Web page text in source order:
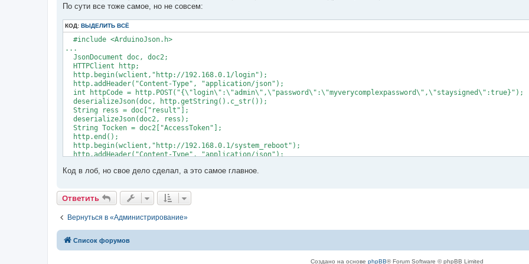
е
и
е
По сути все тоже самое, но не совсем:
КОД: ВЫДЕЛИТЬ ВСЁ
  #include <ArduinoJson.h>
...
  JsonDocument doc, doc2;
  HTTPClient http;
  http.begin(wclient,"http://192.168.0.1/login");
  http.addHeader("Content-Type", "application/json");
  int httpCode = http.POST("{\"login\":\"admin\",\"password\":\"myverycomplexpassword\",\"staysigned\":true}");
  deserializeJson(doc, http.getString().c_str());
  String ress = doc["result"];
  deserializeJson(doc2, ress);
  String Tocken = doc2["AccessToken"];
  http.end();
  http.begin(wclient,"http://192.168.0.1/system_reboot");
  http.addHeader("Content-Type", "application/json");
  httpCode = http.POST("{}");
  bot.editMessage(actUser.menuId, "Router", actUser.srcId);
Код в лоб, но свое дело сделал, а это самое главное.
Ответить
Вернуться в «Администрирование»
Список форумов
Создано на основе phpBB® Forum Software © phpBB Limited